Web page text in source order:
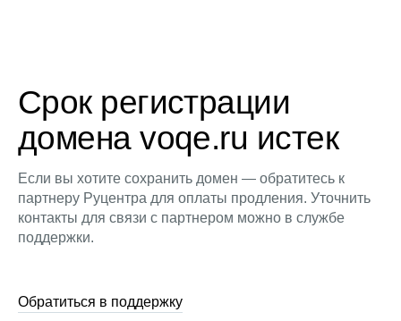
Срок регистрации
домена voqe.ru истек
Если вы хотите сохранить домен — обратитесь к
партнеру Руцентра для оплаты продления. Уточнить
контакты для связи с партнером можно в службе
поддержки.
Обратиться в поддержку